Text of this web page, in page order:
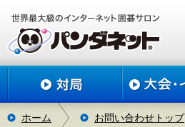
ホーム お問い合わせトップ